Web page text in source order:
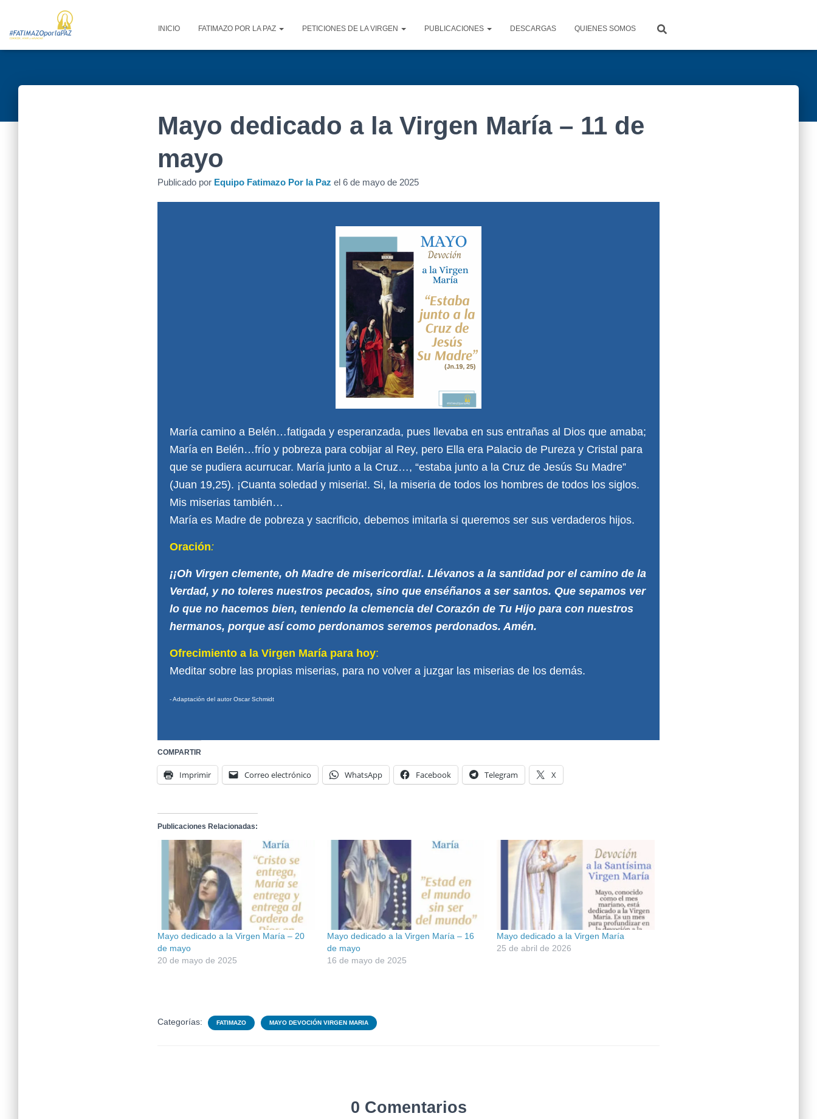
INICIO FATIMAZO POR LA PAZ PETICIONES DE LA VIRGEN PUBLICACIONES DESCARGAS QUIENES SOMOS
Mayo dedicado a la Virgen María – 11 de
mayo
Publicado por Equipo Fatimazo Por la Paz el 6 de mayo de 2025
María camino a Belén…fatigada y esperanzada, pues llevaba en sus entrañas al Dios que amaba;
María en Belén…frío y pobreza para cobijar al Rey, pero Ella era Palacio de Pureza y Cristal para
que se pudiera acurrucar. María junto a la Cruz…, “estaba junto a la Cruz de Jesús Su Madre”
(Juan 19,25). ¡Cuanta soledad y miseria!. Si, la miseria de todos los hombres de todos los siglos.
Mis miserias también…
María es Madre de pobreza y sacrificio, debemos imitarla si queremos ser sus verdaderos hijos.
Oración:
¡¡Oh Virgen clemente, oh Madre de misericordia!. Llévanos a la santidad por el camino de la
Verdad, y no toleres nuestros pecados, sino que enséñanos a ser santos. Que sepamos ver
lo que no hacemos bien, teniendo la clemencia del Corazón de Tu Hijo para con nuestros
hermanos, porque así como perdonamos seremos perdonados. Amén.
Ofrecimiento a la Virgen María para hoy:
Meditar sobre las propias miserias, para no volver a juzgar las miserias de los demás.
- Adaptación del autor Oscar Schmidt
COMPARTIR
Imprimir Correo electrónico WhatsApp Facebook Telegram X
Publicaciones Relacionadas:
Mayo dedicado a la Virgen María – 20
de mayo
20 de mayo de 2025
Mayo dedicado a la Virgen María – 16
de mayo
16 de mayo de 2025
Mayo dedicado a la Virgen María
25 de abril de 2026
Categorías: FATIMAZO MAYO DEVOCIÓN VIRGEN MARIA
0 Comentarios